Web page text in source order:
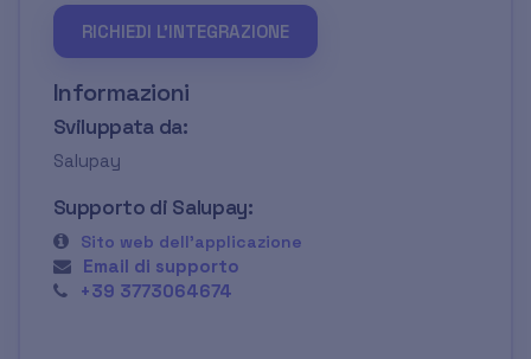
RICHIEDI L'INTEGRAZIONE
Informazioni
Sviluppata da:
Salupay
Supporto di Salupay:
Sito web dell'applicazione
Email di supporto
+39 3773064674